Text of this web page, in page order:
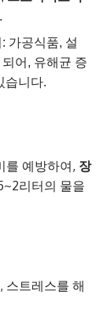
가공식품, 설
어, 유해균 증
습니다.
를 예방하여, 장
리터의 물을
스트레스를 해